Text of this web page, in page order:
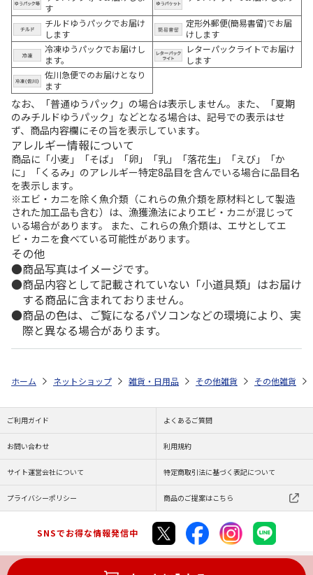
す
チルドゆうパックでお届け
します
定形外郵便(簡易書留)でお届
けします
冷凍ゆうパックでお届けし
ます。
レターパックライトでお届け
します
佐川急便でのお届けとなり
ます
なお、「普通ゆうパック」の場合は表示しません。また、「夏期
のみチルドゆうパック」などとなる場合は、記号での表示はせ
ず、商品内容欄にその旨を表示しています。
アレルギー情報について
商品に「小麦」「そば」「卵」「乳」「落花生」「えび」「か
に」「くるみ」のアレルギー特定8品目を含んでいる場合に品目名
を表示します。
※エビ・カニを除く魚介類（これらの魚介類を原材料として製造
された加工品も含む）は、漁獲漁法によりエビ・カニが混じって
いる場合があります。 また、これらの魚介類は、エサとしてエ
ビ・カニを食べている可能性があります。
その他
商品写真はイメージです。
商品内容として記載されていない「小道具類」はお届け
する商品に含まれておりません。
商品の色は、ご覧になるパソコンなどの環境により、実
際と異なる場合があります。
ホーム ネットショップ 雑貨・日用品 その他雑貨 その他雑貨
ご利用ガイド よくあるご質問
お問い合わせ 利用規約
サイト運営会社について 特定商取引法に基づく表記について
プライバシーポリシー 商品のご提案はこちら
SNSでお得な情報発信中